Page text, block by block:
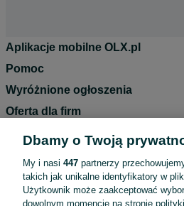
Aplikacje mobilne OLX.pl
Pomoc
Wyróżnione ogłoszenia
Oferta dla firm
Polityka prywatności
Reklama
Dbamy o Twoją
My i nasi 447 partnerzy
takich jak unikalne identyfikatory w
Użytkownik może zaakceptować
dowolnym momencie na stronie